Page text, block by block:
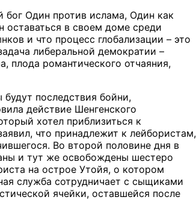
бог Один против ислама, Один как
в своем доме среди
и что процесс глобализации – это
либеральной демократии –
плода романтического отчаяния,
последствия бойни,
действие Шенгенского
хотел приблизиться к
что принадлежит к лейбористам,
Во второй половине дня в
и тут же освобождены шестеро
на острое Утойя, о котором
служба сотрудничает с сыщиками
ячейки, оставшейся после